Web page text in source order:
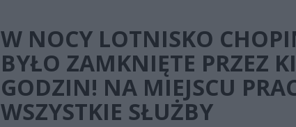
W NOCY LOTNISKO
BYŁO ZAMKNIĘTE PRZEZ
GODZIN! NA MIEJSCU
WSZYSTKIE SŁUŻBY